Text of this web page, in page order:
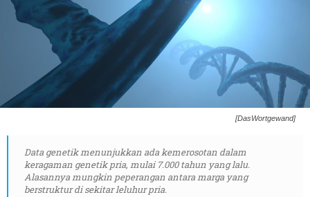
[DasWortgewand]
Data genetik menunjukkan ada kemerosotan dalam
keragaman genetik pria, mulai 7.000 tahun yang lalu.
Alasannya mungkin peperangan antara marga yang
berstruktur di sekitar leluhur pria.